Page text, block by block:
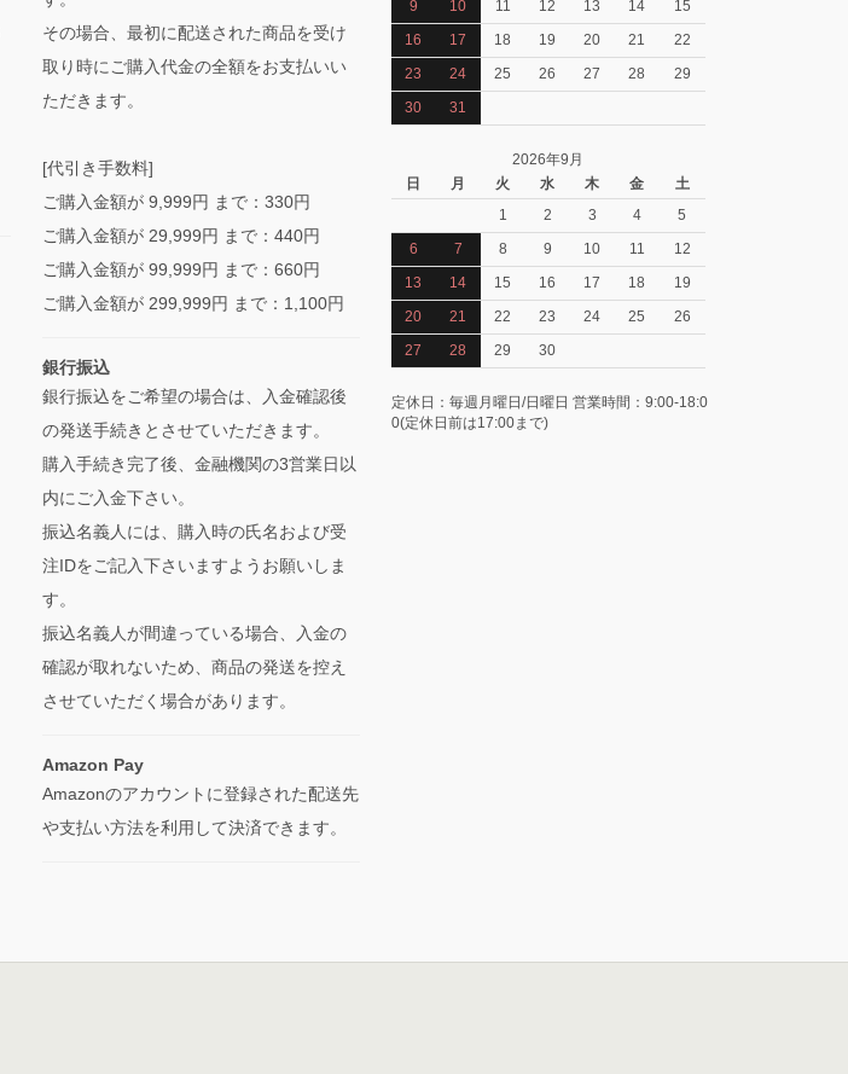
その場合、最初に配送された商品を受け
取り時にご購入代金の全額をお支払いい
ただきます。
[代引き手数料]
ご購入金額が 9,999円 まで：330円
ご購入金額が 29,999円 まで：440円
ご購入金額が 99,999円 まで：660円
ご購入金額が 299,999円 まで：1,100円
銀行振込
銀行振込をご希望の場合は、入金確認後
の発送手続きとさせていただきます。
購入手続き完了後、金融機関の3営業日以
内にご入金下さい。
振込名義人には、購入時の氏名および受
注IDをご記入下さいますようお願いしま
す。
振込名義人が間違っている場合、入金の
確認が取れないため、商品の発送を控え
させていただく場合があります。
Amazon Pay
Amazonのアカウントに登録された配送先
や支払い方法を利用して決済できます。
9
10 11 12 13 14
15
16
17 18 19 20 21
22
23
24 25 26 27 28
29
30
31
2026年9月
日
月 火 水 木 金
土
1
2 3 4
5
6
7 8 9 10 11
12
13
14 15 16 17 18
19
20
21 22 23 24 25
26
27
28 29 30
定休日：毎週月曜日/日曜日 営業時間：9:00-18:0
0(定休日前は17:00まで)